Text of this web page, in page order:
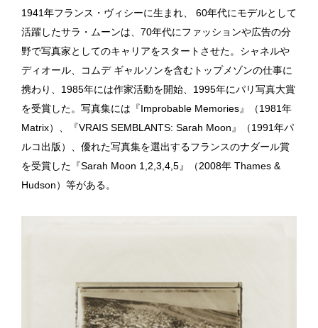
1941年フランス・ヴィシーに生まれ、 60年代にモデルとして
活躍したサラ・ムーンは、70年代にファッションや広告の分
野で写真家としてのキャリアをスタートさせた。シャネルや
ディオール、コムデ ギャルソンを含むトップメゾンの仕事に
携わり、1985年には作家活動を開始、1995年にパリ写真大賞
を受賞した。写真集には『Improbable Memories』（1981年
Matrix）、『VRAIS SEMBLANTS: Sarah Moon』（1991年パ
ルコ出版）、優れた写真集を選出するフランスのナダール賞
を受賞した『Sarah Moon 1,2,3,4,5』（2008年 Thames &
Hudson）等がある。